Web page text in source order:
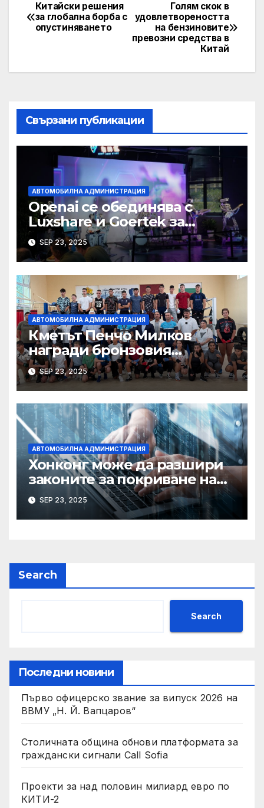
Post
navigation
Голям скок в
удовлетвореността
на бензиновите
превозни средства в
Китай
Китайски решения
за глобална борба с
опустиняването
Свързани публикации
АВТОМОБИЛНА АДМИНИСТРАЦИЯ
Openai се обединява с
Luxshare и Goertek за
разработване на ново AI
устройство · Technode
SEP 23, 2025
АВТОМОБИЛНА АДМИНИСТРАЦИЯ
Кметът Пенчо Милков
награди бронзовия
медалист от Световното по
бокс Радослав Росенов
SEP 23, 2025
АВТОМОБИЛНА АДМИНИСТРАЦИЯ
Хонконг може да разшири
законите за покриване на
използването на ИИ при
сексуални престъпления,
казва началникът на
SEP 23, 2025
Search
Search
Последни новини
Първо офицерско звание за випуск 2026 на
ВВМУ „Н. Й. Вапцаров“
Столичната община обнови платформата за
граждански сигнали Call Sofia
Проекти за над половин милиард евро по
КИТИ-2